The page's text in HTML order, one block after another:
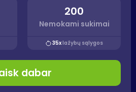
200
Nemokami sukimai
35xlažybų sąlygos
dabar